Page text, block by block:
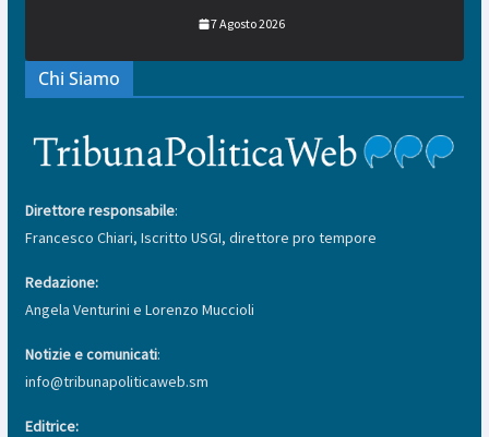
7 Agosto 2026
Chi Siamo
Direttore responsabile:
Francesco Chiari, Iscritto USGI, direttore pro tempore
Redazione:
Angela Venturini e Lorenzo Muccioli
Notizie e comunicati:
info@tribunapoliticaweb.sm
Editrice: